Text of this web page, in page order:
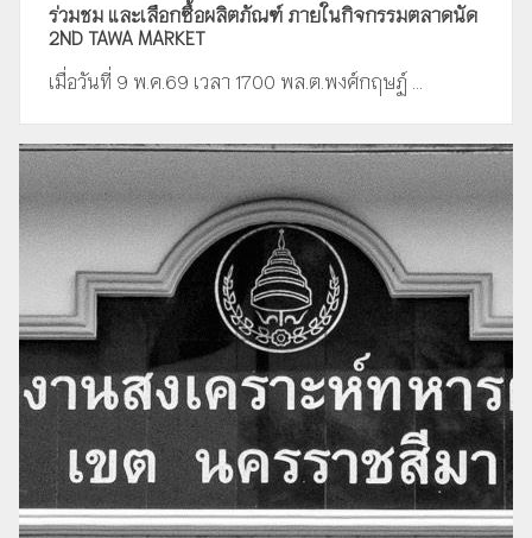
ร่วมชม และเลือกซื้อผลิตภัณฑ์ ภายในกิจกรรมตลาดนัด
2ND TAWA MARKET
เมื่อวันที่ 9 พ.ค.69 เวลา 1700 พล.ต.พงศ์กฤษฏ์ ...